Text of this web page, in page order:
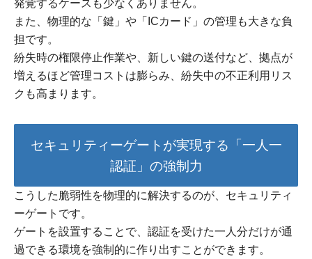
発覚するケースも少なくありません。
また、物理的な「鍵」や「ICカード」の管理も大きな負
担です。
紛失時の権限停止作業や、新しい鍵の送付など、拠点が
増えるほど管理コストは膨らみ、紛失中の不正利用リス
クも高まります。
セキュリティーゲートが実現する「一人一
認証」の強制力
こうした脆弱性を物理的に解決するのが、セキュリティ
ーゲートです。
ゲートを設置することで、認証を受けた一人分だけが通
過できる環境を強制的に作り出すことができます。